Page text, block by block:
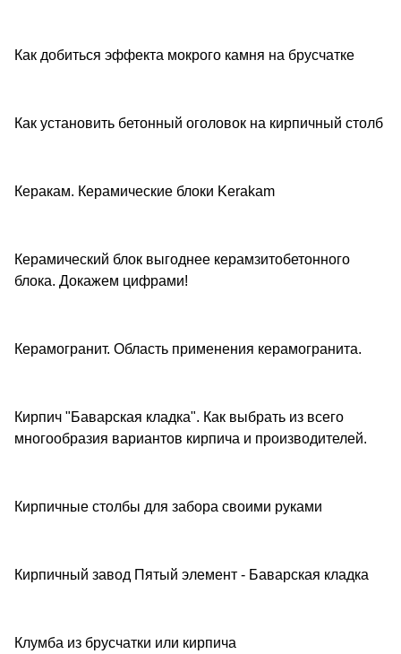
Советы покупателям
Как добиться эффекта мокрого камня на брусчатке
Советы покупателям
Как установить бетонный оголовок на кирпичный столб
Обзоры товаровКеракам. Керамические блоки Kerakam
Советы покупателям
Керамический блок выгоднее керамзитобетонного
блока. Докажем цифрами!
Советы покупателям
Керамогранит. Область применения керамогранита.
Советы покупателям
Кирпич "Баварская кладка". Как выбрать из всего
многообразия вариантов кирпича и производителей.
Советы покупателям
Кирпичные столбы для забора своими руками
Обзоры товаров
Кирпичный завод Пятый элемент - Баварская кладка
Советы покупателям
Клумба из брусчатки или кирпича